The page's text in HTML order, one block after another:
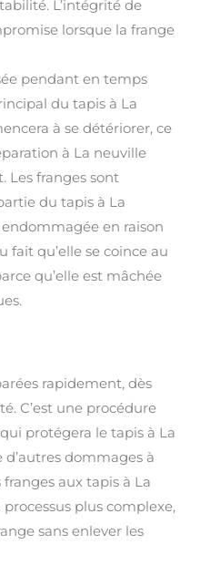
L’intégrité de
lorsque la frange
pendant en temps
du tapis à La
à se détériorer, ce
à La neuville
. Les franges sont
du tapis à La
en raison
fait qu’elle se coince au
qu’elle est mâchée
rapidement, dès
C’est une procédure
protégera le tapis à La
dommages à
franges aux tapis à La
plus complexe,
sans enlever les